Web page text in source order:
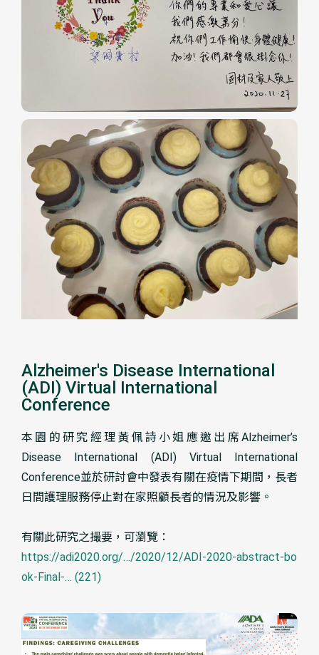
Alzheimer's Disease International
(ADI) Virtual International
Conference
本園的研究經理黃佩詩小姐應邀出席Alzheimer’s
Disease International (ADI) Virtual International
Conference並於研討會中發表有關在疫情下期間，長者
日間護理服務停止對在家照顧長者的情況及影響。
有關此研究之撮要，可瀏覽：
https://adi2020.org/…/2020/12/ADI-2020-abstract-bo
ok-Final-… (221)